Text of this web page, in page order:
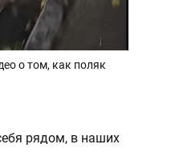
о том, как поляк
рядом, в наших